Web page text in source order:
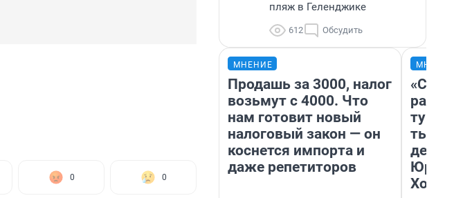
0 0
пляж в Геленджике
612 Обсудить
МНЕНИЕ
Продашь за 3000, налог
возьмут с 4000. Что
нам готовит новый
налоговый закон — он
коснется импорта и
даже репетиторов
день